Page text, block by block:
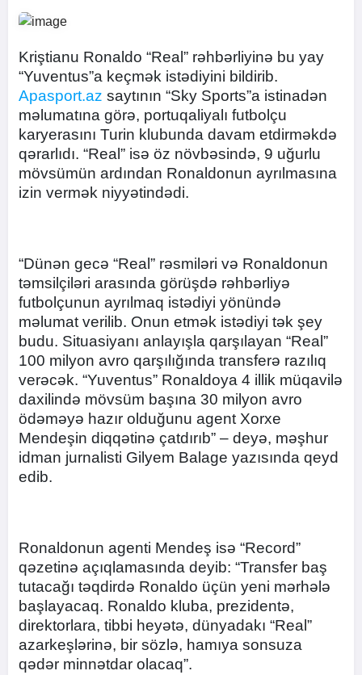
Kriştianu Ronaldo “Real” rəhbərliyinə bu yay
“Yuventus”a keçmək istədiyini bildirib.
Apasport.az saytının “Sky Sports”a istinadən
məlumatına görə, portuqaliyalı futbolçu
karyerasını Turin klubunda davam etdirməkdə
qərarlıdı. “Real” isə öz növbəsində, 9 uğurlu
mövsümün ardından Ronaldonun ayrılmasına
izin vermək niyyətindədi.
“Dünən gecə “Real” rəsmiləri və Ronaldonun
təmsilçiləri arasında görüşdə rəhbərliyə
futbolçunun ayrılmaq istədiyi yönündə
məlumat verilib. Onun etmək istədiyi tək şey
budu. Situasiyanı anlayışla qarşılayan “Real”
100 milyon avro qarşılığında transferə razılıq
verəcək. “Yuventus” Ronaldoya 4 illik müqavilə
daxilində mövsüm başına 30 milyon avro
ödəməyə hazır olduğunu agent Xorxe
Mendeşin diqqətinə çatdırıb” – deyə, məşhur
idman jurnalisti Gilyem Balage yazısında qeyd
edib.
Ronaldonun agenti Mendeş isə “Record”
qəzetinə açıqlamasında deyib: “Transfer baş
tutacağı təqdirdə Ronaldo üçün yeni mərhələ
başlayacaq. Ronaldo kluba, prezidentə,
direktorlara, tibbi heyətə, dünyadakı “Real”
azarkeşlərinə, bir sözlə, hamıya sonsuza
qədər minnətdar olacaq”.